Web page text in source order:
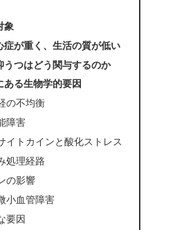
象
症が重く、生活の質が低い
うつはどう関与するのか
ある生物学的要因
の不均衡
障害
イトカインと酸化ストレス
処理経路
の影響
小血管障害
要因